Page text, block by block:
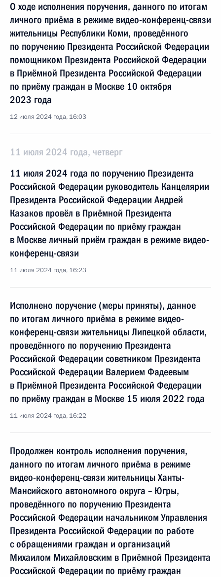
О ходе исполнения поручения, данного по итогам
личного приёма в режиме видео-конференц-связи
жительницы Республики Коми, проведённого
по поручению Президента Российской Федерации
помощником Президента Российской Федерации
в Приёмной Президента Российской Федерации
по приёму граждан в Москве 10 октября
2023 года
12 июля 2024 года, 16:03
11 июля 2024 года, четверг
11 июля 2024 года по поручению Президента
Российской Федерации руководитель Канцелярии
Президента Российской Федерации Андрей
Казаков провёл в Приёмной Президента
Российской Федерации по приёму граждан
в Москве личный приём граждан в режиме видео-
конференц-связи
11 июля 2024 года, 16:23
Исполнено поручение (меры приняты), данное
по итогам личного приёма в режиме видео-
конференц-связи жительницы Липецкой области,
проведённого по поручению Президента
Российской Федерации советником Президента
Российской Федерации Валерием Фадеевым
в Приёмной Президента Российской Федерации
по приёму граждан в Москве 15 июля 2022 года
11 июля 2024 года, 16:22
Продолжен контроль исполнения поручения,
данного по итогам личного приёма в режиме
видео-конференц-связи жительницы Ханты-
Мансийского автономного округа – Югры,
проведённого по поручению Президента
Российской Федерации начальником Управления
Президента Российской Федерации по работе
с обращениями граждан и организаций
Михаилом Михайловским в Приёмной Президента
Российской Федерации по приёму граждан